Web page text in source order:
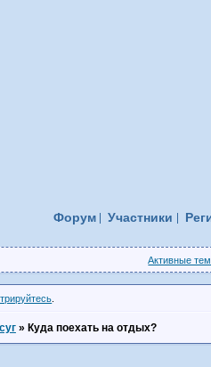
Форум Участники
Активные
» Куда поехать на отдых?